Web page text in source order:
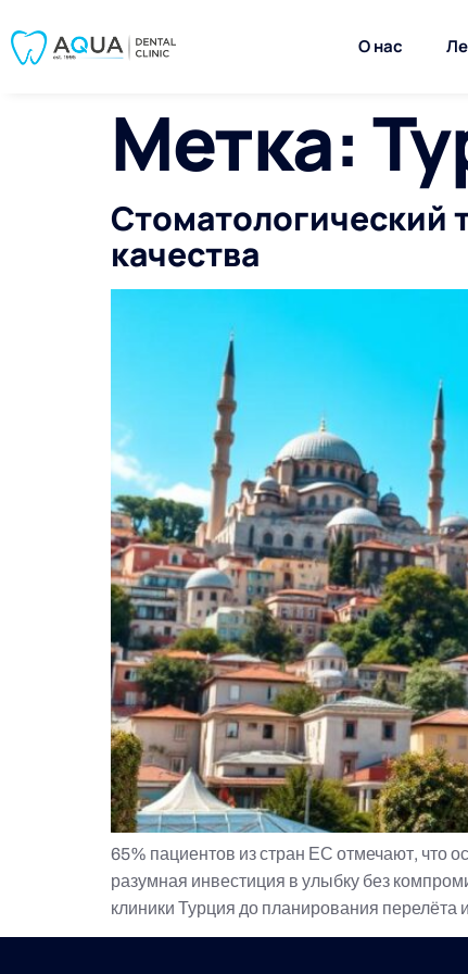
О нас
Метка:
Стоматологический
качества
65% пациентов из стран ЕС отмечают, что
разумная инвестиция в улыбку без
клиники Турция до планирования